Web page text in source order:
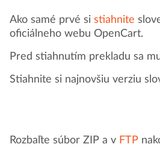
Ako samé prvé si stiahnite
oficiálneho webu OpenCart.
Pred stiahnutím prekladu sa
Stiahnite si najnovšiu verziu
Rozbaľte súbor ZIP a v FTP